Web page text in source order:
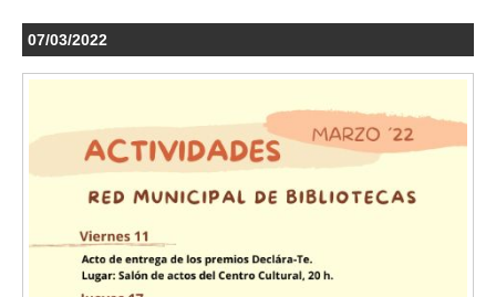
07/03/2022